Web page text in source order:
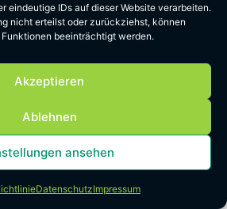
eindeutige IDs auf dieser Website verarbeiten.
nicht erteilst oder zurückziehst, können
beeinträchtigt werden.
Akzeptieren
Ablehnen
ansehen
DatenschutzImpressum
Cookie RichtlinienAGB